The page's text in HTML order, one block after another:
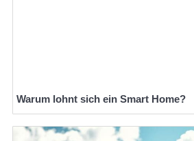
Warum lohnt sich ein Smart Home?